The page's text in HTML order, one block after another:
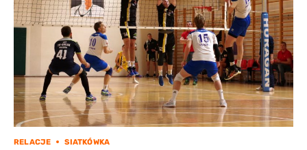
RELACJE SIATKÓWKA